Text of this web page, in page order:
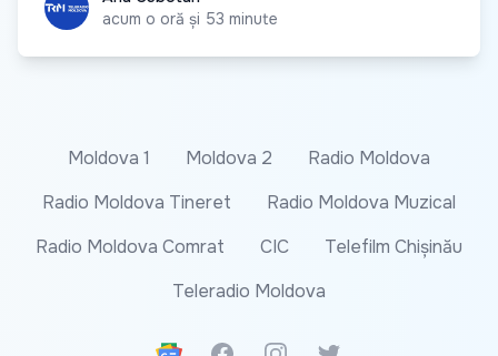
acum o oră și 53 minute
Moldova 1 Moldova 2
Radio Moldova
Radio Moldova Tineret
Radio Moldova Muzical
Radio Moldova Comrat
CIC
Telefilm Chișinău
Teleradio Moldova